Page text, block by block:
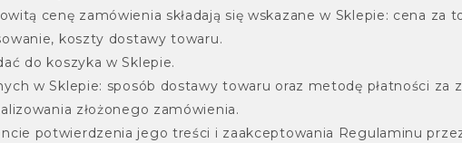
cenę zamówienia składają się wskazane w Sklepie: cena za
koszty dostawy towaru.
do koszyka w Sklepie.
w Sklepie: sposób dostawy towaru oraz metodę płatności za
złożonego zamówienia.
potwierdzenia jego treści i zaakceptowania Regulaminu